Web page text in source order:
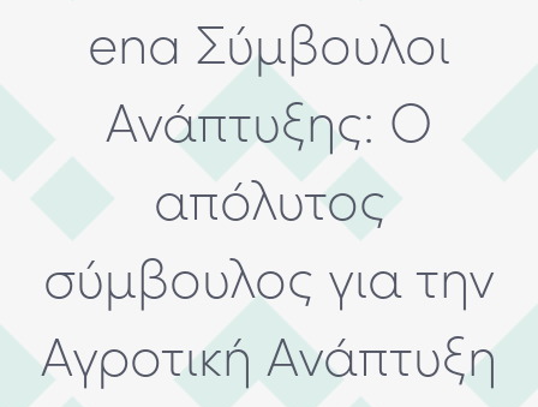
ena Σύμβουλοι
Ανάπτυξης: Ο
απόλυτος
σύμβουλος για την
Αγροτική Ανάπτυξη